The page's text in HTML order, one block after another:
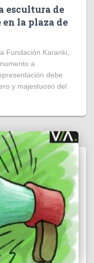
escultura de
la plaza de
Fundación Karanki,
a
debe
y majestuoso del